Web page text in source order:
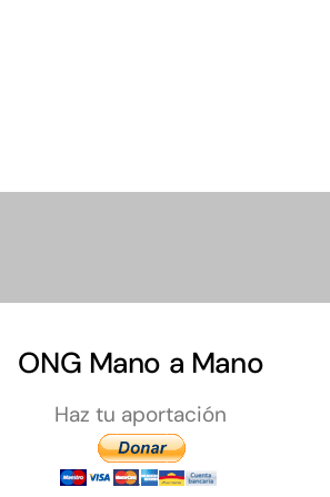
ONG Mano a Mano
Haz tu aportación